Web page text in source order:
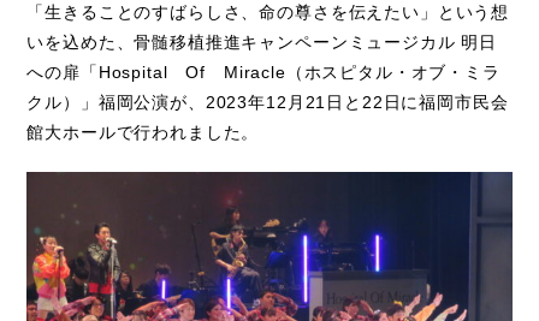
「生きることのすばらしさ、命の尊さを伝えたい」という想
いを込めた、骨髄移植推進キャンペーンミュージカル 明日
への扉「Hospital Of Miracle（ホスピタル・オブ・ミラ
クル）」福岡公演が、2023年12月21日と22日に福岡市民会
館大ホールで行われました。